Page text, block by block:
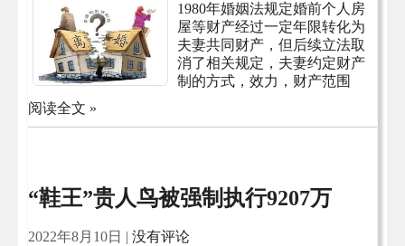
1980年婚姻法规定婚前个人房
屋等财产经过一定年限转化为
夫妻共同财产，但后续立法取
消了相关规定，夫妻约定财产
制的方式，效力，财产范围
阅读全文 »
“鞋王”贵人鸟被强制执行9207万
2022年8月10日 | 没有评论